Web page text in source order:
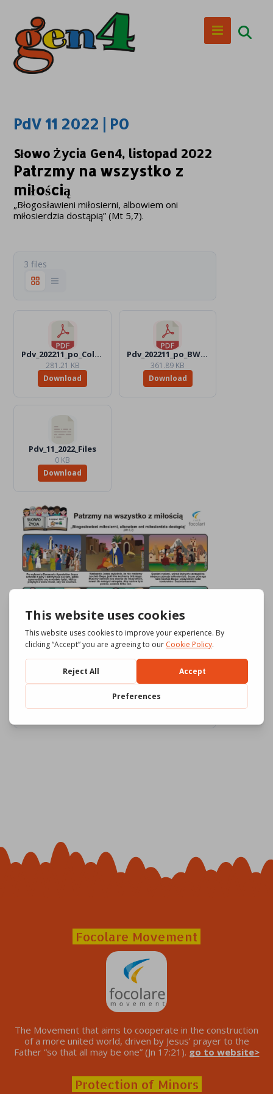
PdV 11 2022 | PO
Słowo Życia Gen4, listopad 2022
Patrzmy na wszystko z
miłością
„Błogosławieni miłosierni, albowiem oni
miłosierdzia dostąpią” (Mt 5,7).
3 files
Pdv_202211_po_Color.pdf
281.21 KB
Download
Pdv_202211_po_BW.pdf
361.89 KB
Download
Pdv_11_2022_Files
0 KB
Download
1195 Download
643.09 KB File Size
Focolare Movement
The Movement that aims to cooperate in the construction
of a more united world, driven by Jesus’ prayer to the
Father “so that all may be one” (Jn 17:21). go to website>
Protection of Minors